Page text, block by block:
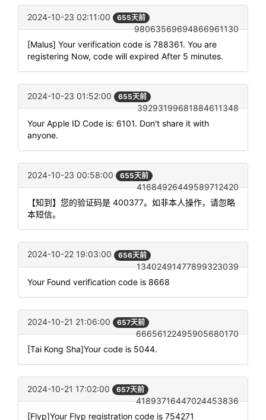
2024-10-23 02:11:00 655天前
98063569694866961130
[Malus] Your verification code is 788361. You are
registering Now, code will expired After 5 minutes.
2024-10-23 01:52:00 655天前
39293199681884611348
Your Apple ID Code is: 6101. Don't share it with
anyone.
2024-10-23 00:58:00 655天前
41684926449589712420
【知到】您的验证码是 400377。如非本人操作，请忽略
本短信。
2024-10-22 19:03:00 656天前
13402491477899323039
Your Found verification code is 8668
2024-10-21 21:06:00 657天前
66656122495905680170
[Tai Kong Sha]Your code is 5044.
2024-10-21 17:02:00 657天前
41893716447024453836
[Flyp]Your Flyp registration code is 754271